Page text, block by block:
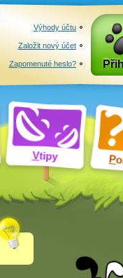
Vtipy P
Výhody účtu
Založit nový účet
Zapomenuté heslo?